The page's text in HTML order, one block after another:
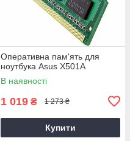
Оперативна пам'ять для
ноутбука Asus X501A
В наявності
1 019 ₴ 1 273 ₴
Купити